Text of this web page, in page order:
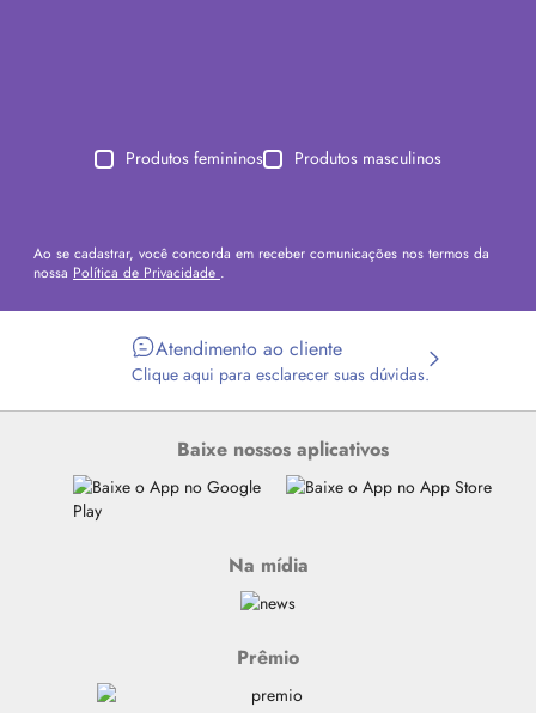
Produtos femininos Produtos masculinos
Ao se cadastrar, você concorda em receber comunicações nos termos da
nossa Política de Privacidade .
Atendimento ao cliente
Clique aqui para esclarecer suas dúvidas.
Baixe nossos aplicativos
Na mídia
Prêmio